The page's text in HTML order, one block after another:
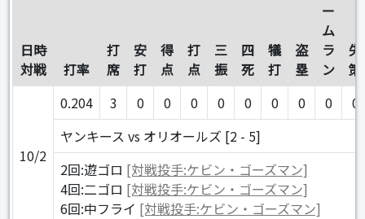
日時
対戦
打率
打
席
安
打
得
点
打
点
三
振
四
死
犠
打
盗
塁
ー
ム
ラ
ン
失
策
10/2
0.204 3 0 0 0 0 0 0 0 0
0
ヤンキース vs オリオールズ [2 - 5]
2回:遊ゴロ [対戦投手:ケビン・ゴーズマン]
4回:二ゴロ [対戦投手:ケビン・ゴーズマン]
6回:中フライ [対戦投手:ケビン・ゴーズマン]